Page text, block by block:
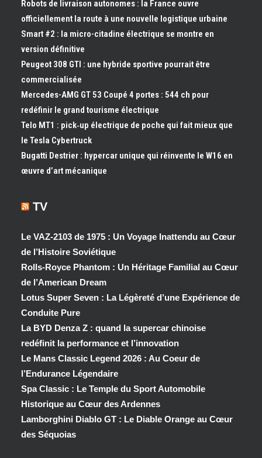
Robots de livraison autonomes : la France ouvre
officiellement la route à une nouvelle logistique urbaine
Smart #2 : la micro-citadine électrique se montre en
version définitive
Peugeot 308 GTI : une hybride sportive pourrait être
commercialisée
Mercedes-AMG GT 53 Coupé 4 portes : 544 ch pour
redéfinir le grand tourisme électrique
Telo MT1 : pick‑up électrique de poche qui fait mieux que
le Tesla Cybertruck
Bugatti Destrier : hypercar unique qui réinvente le W16 en
œuvre d’art mécanique
TV
Le VAZ-2103 de 1975 : Un Voyage Inattendu au Cœur
de l’Histoire Soviétique
Rolls-Royce Phantom : Un Héritage Familial au Cœur
de l’American Dream
Lotus Super Seven : La Légèreté d’une Expérience de
Conduite Pure
La BYD Denza Z : quand la supercar chinoise
redéfinit la performance et l’innovation
Le Mans Classic Legend 2026 : Au Coeur de
l’Endurance Légendaire
Spa Classic : Le Temple du Sport Automobile
Historique au Cœur des Ardennes
Lamborghini Diablo GT : Le Diable Orange au Cœur
des Séquoias